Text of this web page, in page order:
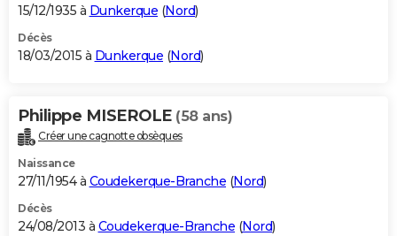
15/12/1935 à Dunkerque (Nord)
Décès
18/03/2015 à Dunkerque (Nord)
Philippe MISEROLE (58 ans)
Créer une cagnotte obsèques
Naissance
27/11/1954 à Coudekerque-Branche (Nord)
Décès
24/08/2013 à Coudekerque-Branche (Nord)